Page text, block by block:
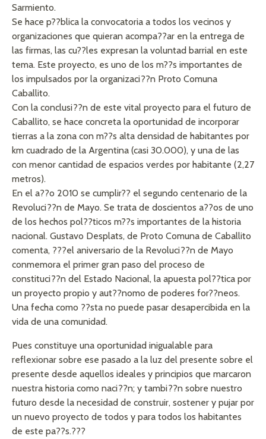
Sarmiento.
Se hace p??blica la convocatoria a todos los vecinos y
organizaciones que quieran acompa??ar en la entrega de
las firmas, las cu??les expresan la voluntad barrial en este
tema. Este proyecto, es uno de los m??s importantes de
los impulsados por la organizaci??n Proto Comuna
Caballito.
Con la conclusi??n de este vital proyecto para el futuro de
Caballito, se hace concreta la oportunidad de incorporar
tierras a la zona con m??s alta densidad de habitantes por
km cuadrado de la Argentina (casi 30.000), y una de las
con menor cantidad de espacios verdes por habitante (2,27
metros).
En el a??o 2010 se cumplir?? el segundo centenario de la
Revoluci??n de Mayo. Se trata de doscientos a??os de uno
de los hechos pol??ticos m??s importantes de la historia
nacional. Gustavo Desplats, de Proto Comuna de Caballito
comenta, ???el aniversario de la Revoluci??n de Mayo
conmemora el primer gran paso del proceso de
constituci??n del Estado Nacional, la apuesta pol??tica por
un proyecto propio y aut??nomo de poderes for??neos.
Una fecha como ??sta no puede pasar desapercibida en la
vida de una comunidad.
Pues constituye una oportunidad inigualable para
reflexionar sobre ese pasado a la luz del presente sobre el
presente desde aquellos ideales y principios que marcaron
nuestra historia como naci??n; y tambi??n sobre nuestro
futuro desde la necesidad de construir, sostener y pujar por
un nuevo proyecto de todos y para todos los habitantes
de este pa??s.???